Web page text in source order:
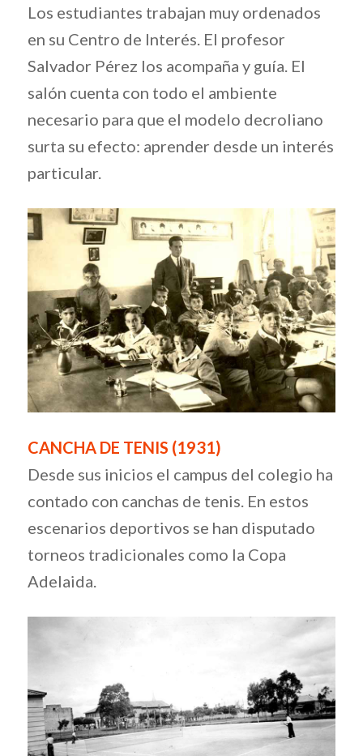
Los estudiantes trabajan muy ordenados
en su Centro de Interés. El profesor
Salvador Pérez los acompaña y guía. El
salón cuenta con todo el ambiente
necesario para que el modelo decroliano
surta su efecto: aprender desde un interés
particular.
CANCHA DE TENIS (1931)
Desde sus inicios el campus del colegio ha
contado con canchas de tenis. En estos
escenarios deportivos se han disputado
torneos tradicionales como la Copa
Adelaida.